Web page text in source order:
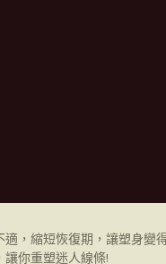
，縮短恢復期，讓塑身變
你重塑迷人線條!